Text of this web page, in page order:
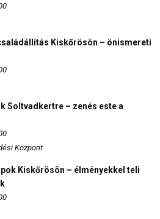
Kiskőrösön – önismereti
Soltvadkertre – zenés este a
Központ
Kiskőrösön – élményekkel teli